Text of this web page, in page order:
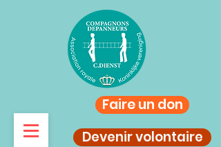
Faire un don
Devenir volontaire